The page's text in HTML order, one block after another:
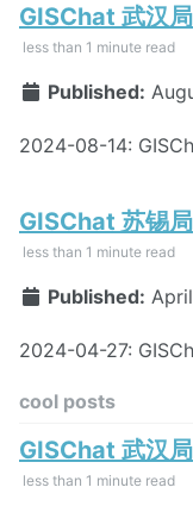
GISChat 武汉局
less than 1 minute read
Published:
2024-08-14:
GISChat 苏锡局
less than 1 minute read
Published:
2024-04-27:
cool posts
GISChat 武汉局
less than 1 minute read